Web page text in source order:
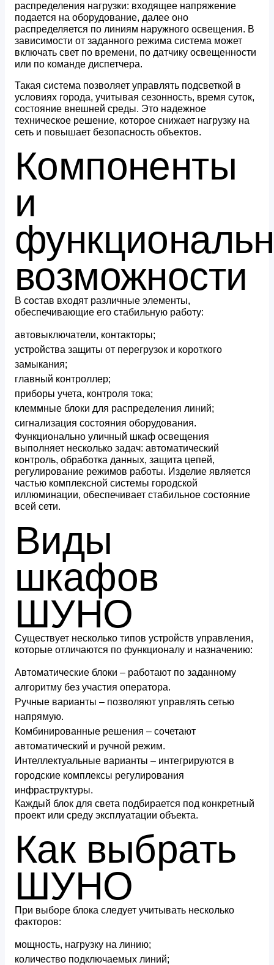
распределения нагрузки: входящее напряжение
подается на оборудование, далее оно
распределяется по линиям наружного освещения. В
зависимости от заданного режима система может
включать свет по времени, по датчику освещенности
или по команде диспетчера.
Такая система позволяет управлять подсветкой в
условиях города, учитывая сезонность, время суток,
состояние внешней среды. Это надежное
техническое решение, которое снижает нагрузку на
сеть и повышает безопасность объектов.
Компоненты
и
возможности
В состав входят различные элементы,
обеспечивающие его стабильную работу:
автовыключатели, контакторы;
устройства защиты от перегрузок и короткого
замыкания;
главный контроллер;
приборы учета, контроля тока;
клеммные блоки для распределения линий;
сигнализация состояния оборудования.
Функционально уличный шкаф освещения
выполняет несколько задач: автоматический
контроль, обработка данных, защита цепей,
регулирование режимов работы. Изделие является
частью комплексной системы городской
иллюминации, обеспечивает стабильное состояние
всей сети.
Виды
шкафов
ШУНО
Существует несколько типов устройств управления,
которые отличаются по функционалу и назначению:
Автоматические блоки – работают по заданному
алгоритму без участия оператора.
Ручные варианты – позволяют управлять сетью
напрямую.
Комбинированные решения – сочетают
автоматический и ручной режим.
Интеллектуальные варианты – интегрируются в
городские комплексы регулирования
инфраструктуры.
Каждый блок для света подбирается под конкретный
проект или среду эксплуатации объекта.
Как выбрать
ШУНО
При выборе блока следует учитывать несколько
факторов:
мощность, нагрузку на линию;
количество подключаемых линий;